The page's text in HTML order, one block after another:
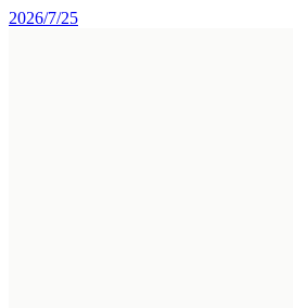
2026/7/25